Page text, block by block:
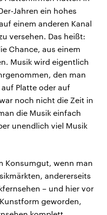
Jahren ein hohes
einem anderen Kanal
versehen. Das heißt:
Chance, aus einem
Musik wird eigentlich
den man
Platte oder auf
noch nicht die Zeit in
die Musik einfach
unendlich viel Musik
Konsumgut, wenn man
andererseits
– und hier vor
geworden,